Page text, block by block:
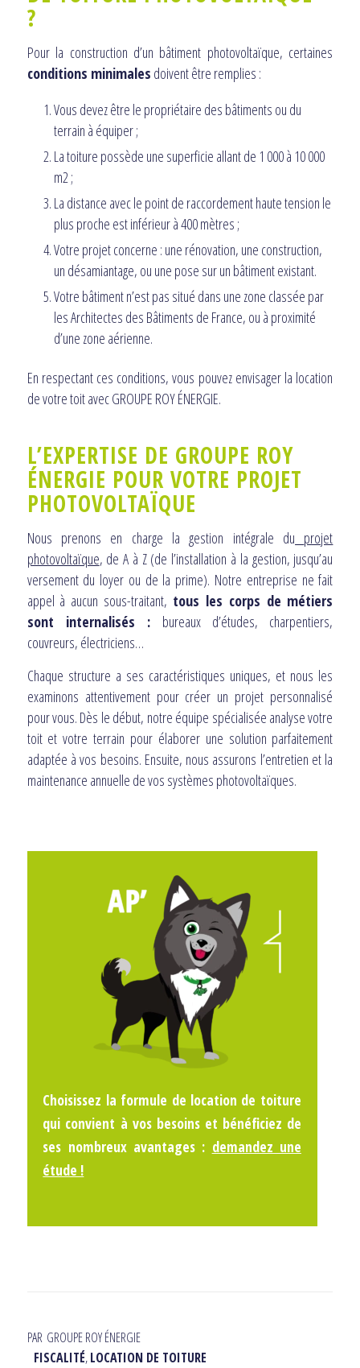
?
Pour la construction d’un bâtiment photovoltaïque, certaines
conditions minimales doivent être remplies :
Vous devez être le propriétaire des bâtiments ou du
terrain à équiper ;
La toiture possède une superficie allant de 1 000 à 10 000
m2 ;
La distance avec le point de raccordement haute tension le
plus proche est inférieur à 400 mètres ;
Votre projet concerne : une rénovation, une construction,
un désamiantage, ou une pose sur un bâtiment existant.
Votre bâtiment n’est pas situé dans une zone classée par
les Architectes des Bâtiments de France, ou à proximité
d’une zone aérienne.
En respectant ces conditions, vous pouvez envisager la location
de votre toit avec GROUPE ROY ÉNERGIE.
L’EXPERTISE DE GROUPE ROY
ÉNERGIE POUR VOTRE PROJET
PHOTOVOLTAÏQUE
Nous prenons en charge la gestion intégrale du projet
photovoltaïque, de A à Z (de l’installation à la gestion, jusqu’au
versement du loyer ou de la prime). Notre entreprise ne fait
appel à aucun sous-traitant, tous les corps de métiers
sont internalisés : bureaux d’études, charpentiers,
couvreurs, électriciens…
Chaque structure a ses caractéristiques uniques, et nous les
examinons attentivement pour créer un projet personnalisé
pour vous. Dès le début, notre équipe spécialisée analyse votre
toit et votre terrain pour élaborer une solution parfaitement
adaptée à vos besoins. Ensuite, nous assurons l’entretien et la
maintenance annuelle de vos systèmes photovoltaïques.
Choisissez la formule de location de toiture
qui convient à vos besoins et bénéficiez de
ses nombreux avantages : demandez une
étude !
PAR GROUPE ROY ÉNERGIE
FISCALITÉ,LOCATION DE TOITURE